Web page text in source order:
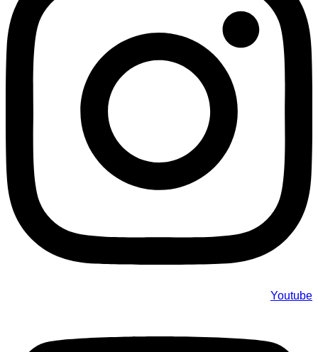
Youtube